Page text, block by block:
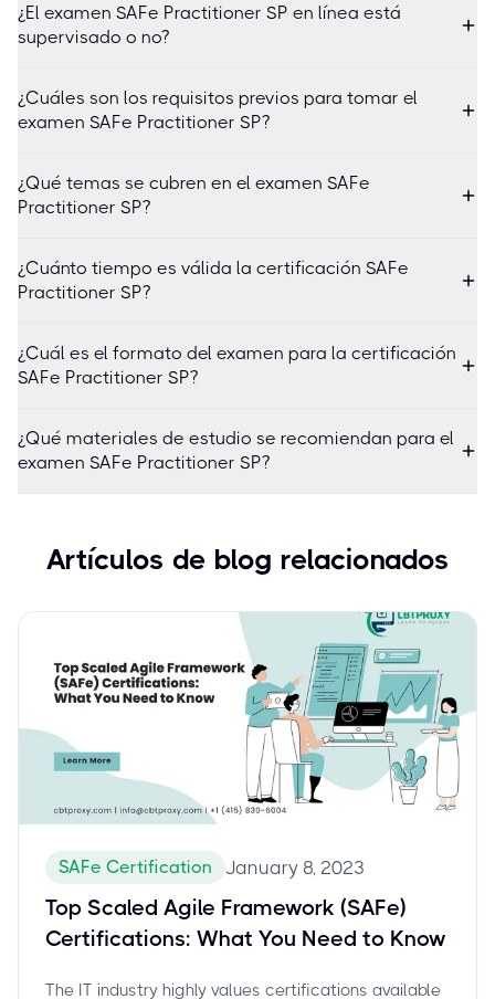
¿El examen SAFe Practitioner SP en línea está
supervisado o no?
¿Cuáles son los requisitos previos para tomar el
examen SAFe Practitioner SP?
¿Qué temas se cubren en el examen SAFe
Practitioner SP?
¿Cuánto tiempo es válida la certificación SAFe
Practitioner SP?
¿Cuál es el formato del examen para la certificación
SAFe Practitioner SP?
¿Qué materiales de estudio se recomiendan para el
examen SAFe Practitioner SP?
Artículos de blog relacionados
SAFe Certification January 8, 2023
Top Scaled Agile Framework (SAFe)
Certifications: What You Need to Know
The IT industry highly values certifications available